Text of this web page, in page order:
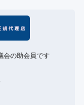
会の助会員です